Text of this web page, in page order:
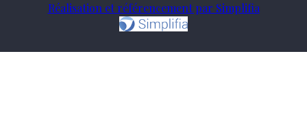
Réalisation et référencement par Simplifia